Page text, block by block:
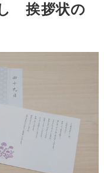
挨拶状の